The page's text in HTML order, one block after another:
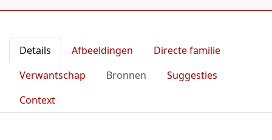
Details Afbeeldingen
Directe familie
Verwantschap
Bronnen
Suggesties
Context